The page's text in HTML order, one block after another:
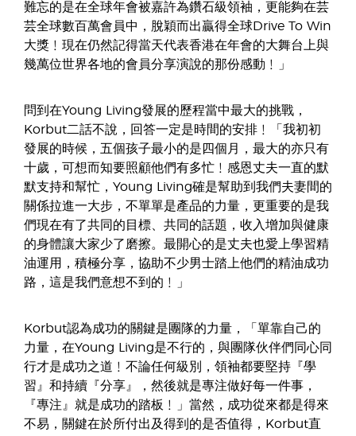
難忘的是在全球年會被嘉許為鑽石級領袖，更能夠在芸
芸全球數百萬會員中，脫穎而出贏得全球Drive To Win
大獎﹗現在仍然記得當天代表香港在年會的大舞台上與
幾萬位世界各地的會員分享演說的那份感動﹗」
問到在Young Living發展的歷程當中最大的挑戰，
Korbut二話不說，回答一定是時間的安排﹗「我初初
發展的時候，五個孩子最小的是四個月，最大的亦只有
十歲，可想而知要照顧他們有多忙﹗感恩丈夫一直的默
默支持和幫忙，Young Living確是幫助到我們夫妻間的
關係拉進一大步，不單單是產品的力量，更重要的是我
們現在有了共同的目標、共同的話題，收入增加與健康
的身體讓大家少了磨擦。最開心的是丈夫也愛上學習精
油運用，積極分享，協助不少男士踏上他們的精油成功
路，這是我們意想不到的﹗」
Korbut認為成功的關鍵是團隊的力量，「單靠自己的
力量，在Young Living是不行的，與團隊伙伴們同心同
行才是成功之道﹗不論任何級別，領袖都要堅持『學
習』和持續『分享』，然後就是專注做好每一件事，
『專注』就是成功的踏板﹗」當然，成功從來都是得來
不易，關鍵在於所付出及得到的是否值得，Korbut直